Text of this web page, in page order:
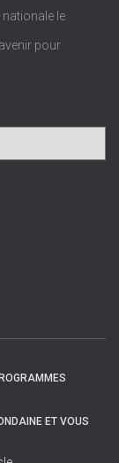
nationale le
pour
ET VOUS